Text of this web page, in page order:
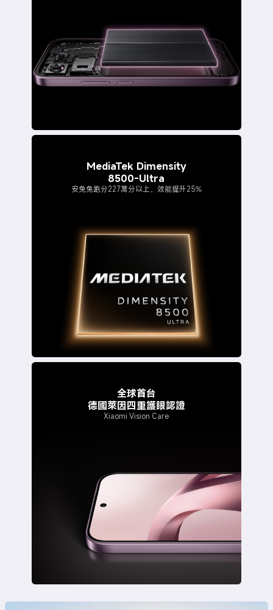
MediaTek Dimensity
8500-Ultra
安兔兔跑分227萬分以上，效能提升25%
全球首台
德國萊因四重護眼認證
Xiaomi Vision Care